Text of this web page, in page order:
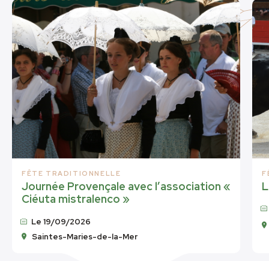
FÊTE TRADITIONNELLE
Journée Provençale avec l’association «
Ciéuta mistralenco »
Le 19/09/2026
Saintes-Maries-de-la-Mer